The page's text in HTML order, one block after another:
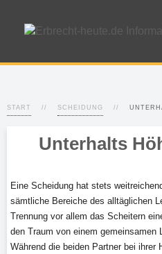
START SCHEIDUNG
Unterhalts
Eine Scheidung hat stets
sämtliche Bereiche des alltäglichen
Trennung vor allem das Scheitern
den Traum von einem gemeinsamen
Während die beiden Partner bei ihrer